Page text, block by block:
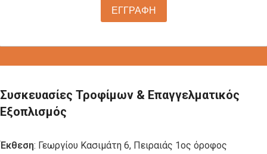
ΕΓΓΡΑΦΗ
Συσκευασίες Τροφίμων & Επαγγελματικός
Εξοπλισμός
Έκθεση: Γεωργίου Κασιμάτη 6, Πειραιάς 1ος όροφος